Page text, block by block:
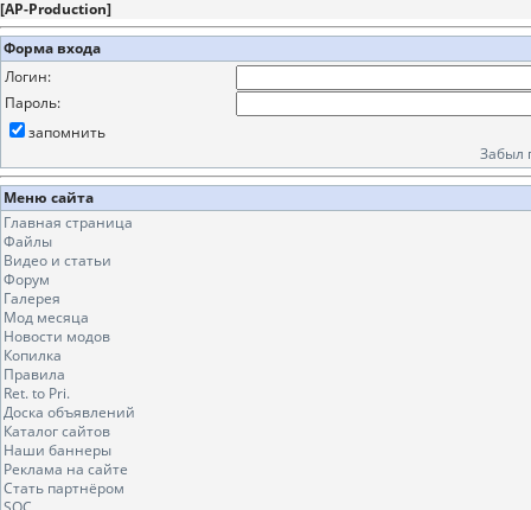
[AP-Production]
Форма входа
Логин:
Пароль:
запомнить
Забыл
Меню сайта
Главная страница
Файлы
Видео и статьи
Форум
Галерея
Мод месяца
Новости модов
Копилка
Правила
Ret. to Pri.
Доска объявлений
Каталог сайтов
Наши баннеры
Реклама на сайте
Стать партнёром